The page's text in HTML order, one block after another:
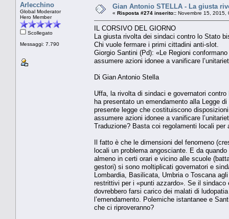
Arlecchino
Global Moderator
Hero Member
Scollegato
Messaggi: 7.790
Gian Antonio STELLA - La giusta
« Risposta #274 inserito:: Novembre 15, 2015,
IL CORSIVO DEL GIORNO
La giusta rivolta dei sindaci contro lo Stato
Chi vuole fermare i primi cittadini anti-slot.
Giorgio Santini (Pd): «Le Regioni
assumere azioni idonee a vanificare
Di Gian Antonio Stella
Uffa, la rivolta di sindaci e governatori
ha presentato un emendamento alla Legge
presente legge che costituiscono
assumere azioni idonee a vanificare
Traduzione? Basta coi regolamenti locali
Il fatto è che le dimensioni del fenomeno
locali un problema angosciante. E da
almeno in certi orari e vicino alle scuole
gestori) si sono moltiplicati governatori e
Lombardia, Basilicata, Umbria o Toscana
restrittivi per i «punti azzardo». Se il
dovrebbero farsi carico dei malati di
l’emendamento. Polemiche istantanee e
che ci riproveranno?